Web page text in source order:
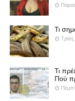
Τι
Τι
Πού